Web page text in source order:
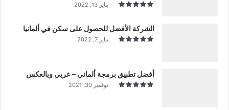
يناير 13, 2022
الشركة الأفضل للحصول على سكن في ألمانيا
يناير 7, 2022
أفضل تطبيق برمجة ألماني – عربي وبالعكس
نوفمبر 30, 2021